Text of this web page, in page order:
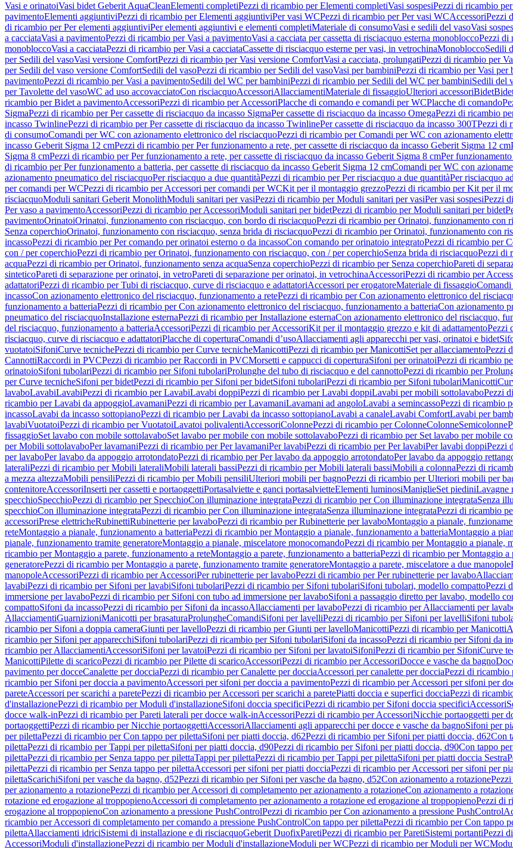
Vasi e orinatoiVasi bidet Geberit AquaCleanElementi completiPezzi di ricambio per Elementi completiVasi sospesiPezzi di ricambio
pavimentoElementi aggiuntiviPezzi di ricambio per Elementi aggiuntiviPer vasi WCPezzi di ricambio per Per vasi WCAccessoriPezzi
di ricambio per Per elementi aggiuntiviPer elementi aggiuntivi e elementi completiMateriale di consumoVasi e sedili del vasoVasi
a cacciataVasi a pavimentoPezzi di ricambio per Vasi a pavimentoVasi a cacciata per cassetta di risciacquo esterna monobloccoPezzi di
monobloccoVasi a cacciataPezzi di ricambio per Vasi a cacciataCassette di risciacquo esterne per vasi, in vetrochinaMonobloccoSedili
per Sedili del vasoVasi versione ComfortPezzi di ricambio per Vasi versione ComfortVasi a cacciata, prolungatiPezzi di ricambio per
per Sedili del vaso versione ComfortSedili del vasoPezzi di ricambio per Sedili del vasoVasi per bambiniPezzi di ricambio per Vasi per
pavimentoPezzi di ricambio per Vasi a pavimentoSedili del WC per bambiniPezzi di ricambio per Sedili del WC per bambiniSedili del
per Tavolette del vasoWC ad uso accovacciatoCon risciacquoAccessoriAllacciamentiMateriale di fissaggioUlteriori accessoriBidet
ricambio per Bidet a pavimentoAccessoriPezzi di ricambio per AccessoriPlacche di comando e comandi per WCPlacche di comando
SigmaPezzi di ricambio per Per cassette di risciacquo da incasso SigmaPer cassette di risciacquo da incasso OmegaPezzi di ricambio
incasso TwinlinePezzi di ricambio per Per cassette di risciacquo da incasso TwinlinePer cassette di risciacquo da incasso 300TPezzi di
di consumoComandi per WC con azionamento elettronico del risciacquoPezzi di ricambio per Comandi per WC con azionamento
incasso Geberit Sigma 12 cmPezzi di ricambio per Per funzionamento a rete, per cassette di risciacquo da incasso Geberit Sigma 12 cm
Sigma 8 cmPezzi di ricambio per Per funzionamento a rete, per cassette di risciacquo da incasso Geberit Sigma 8 cmPer
di ricambio per Per funzionamento a batteria, per cassette di risciacquo da incasso Geberit Sigma 12 cmComandi per WC con
azionamento pneumatico del risciacquoPer risciacquo a due quantitàPezzi di ricambio per Per risciacquo a due quantitàPer risciacquo
per comandi per WCPezzi di ricambio per Accessori per comandi per WCKit per il montaggio grezzoPezzi di ricambio per Kit per il
risciacquoModuli sanitari Geberit MonolithModuli sanitari per vasiPezzi di ricambio per Moduli sanitari per vasiPer vasi sospesiPezzi
Per vaso a pavimentoAccessoriPezzi di ricambio per AccessoriModuli sanitari per bidetPezzi di ricambio per Moduli sanitari per bidet
pavimentoOrinatoiOrinatoi, funzionamento con risciacquo, con bordo di risciacquoPezzi di ricambio per Orinatoi, funzionamento con
Senza coperchioOrinatoi, funzionamento con risciacquo, senza brida di risciacquoPezzi di ricambio per Orinatoi, funzionamento con
incassoPezzi di ricambio per Per comando per orinatoi esterno o da incassoCon comando per orinatoio integratoPezzi di ricambio per
con / per coperchioPezzi di ricambio per Orinatoi, funzionamento con risciacquo, con / per coperchioSenza brida di risciacquoPezzi di
acquaPezzi di ricambio per Orinatoi, funzionamento senza acquaSenza coperchioPezzi di ricambio per Senza coperchioPareti di
sinteticoPareti di separazione per orinatoi, in vetroPareti di separazione per orinatoi, in vetrochinaAccessoriPezzi di ricambio per
adattatoriPezzi di ricambio per Tubi di risciacquo, curve di risciacquo e adattatoriAccessori per erogatoreMateriale di fissaggio
incassoCon azionamento elettronico del risciacquo, funzionamento a retePezzi di ricambio per Con azionamento elettronico del
funzionamento a batteriaPezzi di ricambio per Con azionamento elettronico del risciacquo, funzionamento a batteriaCon azionamento
pneumatico del risciacquoInstallazione esternaPezzi di ricambio per Installazione esternaCon azionamento elettronico del risciacquo,
del risciacquo, funzionamento a batteriaAccessoriPezzi di ricambio per AccessoriKit per il montaggio grezzo e kit di adattamentoPezzi
risciacquo, curve di risciacquo e adattatoriPlacche di coperturaComandi d’usoAllacciamenti agli apparecchi per vasi, orinatoi e bidet
vuotatoiSifoniCurve tecnichePezzi di ricambio per Curve tecnicheManicottiPezzi di ricambio per ManicottiSet per allacciamentoPezzi
CannottiRaccordi in PVCPezzi di ricambio per Raccordi in PVCMorsetti e cappucci di coperturaSifoni per orinatoiPezzi di ricambio
orinatoioSifoni tubolariPezzi di ricambio per Sifoni tubolariProlunghe del tubo di risciacquo e del cannottoPezzi di ricambio per
per Curve tecnicheSifoni per bidetPezzi di ricambio per Sifoni per bidetSifoni tubolariPezzi di ricambio per Sifoni tubolariManicotti
lavaboLavabiLavabiPezzi di ricambio per LavabiLavabi doppiPezzi di ricambio per Lavabi doppiLavabi per mobili sottolavaboPezzi
ricambio per Lavabi da appoggioLavamaniPezzi di ricambio per LavamaniLavamani ad angoloLavabi a semincassoPezzi di ricambio
incassoLavabi da incasso sottopianoPezzi di ricambio per Lavabi da incasso sottopianoLavabi a canaleLavabi ComfortLavabi per
lavabiVuotatoiPezzi di ricambio per VuotatoiLavatoi polivalentiAccessoriColonnePezzi di ricambio per ColonneColonneSemicolonne
fissaggioSet lavabo con mobile sottolavaboSet lavabo per mobile con mobile sottolavaboPezzi di ricambio per Set lavabo per mobile
per Mobili sottolavaboPer lavamaniPezzi di ricambio per Per lavamaniPer lavabiPezzi di ricambio per Per lavabiPer lavabi doppiPezzi
per lavaboPer lavabo da appoggio arrotondatoPezzi di ricambio per Per lavabo da appoggio arrotondatoPer lavabo da appoggio
lateraliPezzi di ricambio per Mobili lateraliMobili laterali bassiPezzi di ricambio per Mobili laterali bassiMobili a colonnaPezzi di
a mezza altezzaMobili pensiliPezzi di ricambio per Mobili pensiliUlteriori mobili per bagnoPezzi di ricambio per Ulteriori mobili per
contenitoreAccessoriInserti per cassetti e portaoggettiPortasalviette e ganci portasalvietteElementi luminosiManiglieSet piediniLavagne
specchioSpecchioPezzi di ricambio per SpecchioCon illuminazione integrataPezzi di ricambio per Con illuminazione integrataSenza
specchioCon illuminazione integrataPezzi di ricambio per Con illuminazione integrataSenza illuminazione integrataPezzi di ricambio
accessoriPrese elettricheRubinettiRubinetterie per lavaboPezzi di ricambio per Rubinetterie per lavaboMontaggio a pianale,
reteMontaggio a pianale, funzionamento a batteriaPezzi di ricambio per Montaggio a pianale, funzionamento a batteriaMontaggio a
pianale, funzionamento tramite generatoreMontaggio a pianale, miscelatore monocomandoPezzi di ricambio per Montaggio a pianale,
ricambio per Montaggio a parete, funzionamento a reteMontaggio a parete, funzionamento a batteriaPezzi di ricambio per Montaggio a
generatorePezzi di ricambio per Montaggio a parete, funzionamento tramite generatoreMontaggio a parete, miscelatore a due manopole
manopoleAccessoriPezzi di ricambio per AccessoriPer rubinetterie per lavaboPezzi di ricambio per Per rubinetterie per lavabo
lavabiPezzi di ricambio per Sifoni per lavabiSifoni tubolariPezzi di ricambio per Sifoni tubolariSifoni tubolari, modello compattoPezzi
immersione per lavaboPezzi di ricambio per Sifoni con tubo ad immersione per lavaboSifoni a passaggio diretto per lavabo, modello
compattoSifoni da incassoPezzi di ricambio per Sifoni da incassoAllacciamenti per lavaboPezzi di ricambio per Allacciamenti per
AllacciamentiGuarnizioniManicotti per brasaturaProlungheComandiSifoni per lavelliPezzi di ricambio per Sifoni per lavelliSifoni
ricambio per Sifoni a doppia cameraGiunti per lavelloPezzi di ricambio per Giunti per lavelloManicottiPezzi di ricambio per Manicotti
ricambio per Sifoni per apparecchiSifoni tubolariPezzi di ricambio per Sifoni tubolariSifoni da incassoPezzi di ricambio per Sifoni da
ricambio per AllacciamentiAccessoriSifoni per lavatoiPezzi di ricambio per Sifoni per lavatoiSifoniPezzi di ricambio per SifoniCurve
ManicottiPilette di scaricoPezzi di ricambio per Pilette di scaricoAccessoriPezzi di ricambio per AccessoriDocce e vasche da bagno
pavimento per docceCanalette per docciaPezzi di ricambio per Canalette per docciaAccessori per canalette per docciaPezzi di ricambio
ricambio per Sifoni per doccia a pavimentoAccessori per sifoni per doccia a pavimentoPezzi di ricambio per Accessori per sifoni per
pareteAccessori per scarichi a paretePezzi di ricambio per Accessori per scarichi a paretePiatti doccia e superfici docciaPezzi di
d'installazionePezzi di ricambio per Moduli d'installazioneSifoni doccia specificiPezzi di ricambio per Sifoni doccia specificiAccessori
docce walk-inPezzi di ricambio per Pareti laterali per docce walk-inAccessoriPezzi di ricambio per AccessoriNicchie portaoggetti per
portaoggettiPezzi di ricambio per Nicchie portaoggettiAccessoriAllacciamenti agli apparecchi per docce e vasche da bagnoSifoni per
per pilettaPezzi di ricambio per Con tappo per pilettaSifoni per piatti doccia, d62Pezzi di ricambio per Sifoni per piatti doccia, d62Con
pilettaPezzi di ricambio per Tappi per pilettaSifoni per piatti doccia, d90Pezzi di ricambio per Sifoni per piatti doccia, d90Con tappo
pilettaPezzi di ricambio per Senza tappo per pilettaTappi per pilettaPezzi di ricambio per Tappi per pilettaSifoni per piatti doccia Sestra
pilettaPezzi di ricambio per Senza tappo per pilettaAccessori per sifoni per piatti docciaPezzi di ricambio per Accessori per sifoni per
pilettaScarichiSifoni per vasche da bagno, d52Pezzi di ricambio per Sifoni per vasche da bagno, d52Con azionamento a rotazione
per azionamento a rotazionePezzi di ricambio per Accessori di completamento per azionamento a rotazioneCon azionamento a
rotazione ed erogazione al troppopienoAccessori di completamento per azionamento a rotazione ed erogazione al troppopienoPezzi di
erogazione al troppopienoCon azionamento a pressione PushControlPezzi di ricambio per Con azionamento a pressione PushControl
ricambio per Accessori di completamento per comando a pressione PushControlCon tappo per pilettaPezzi di ricambio per Con tappo
pilettaAllacciamenti idriciSistemi di installazione e di risciacquoGeberit DuofixParetiPezzi di ricambio per ParetiSistemi portantiPezzi
AccessoriModuli d'installazionePezzi di ricambio per Moduli d'installazioneModuli per WCPezzi di ricambio per Moduli per WC